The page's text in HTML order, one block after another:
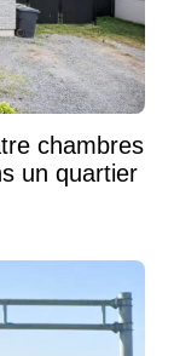
chambres
un quartier